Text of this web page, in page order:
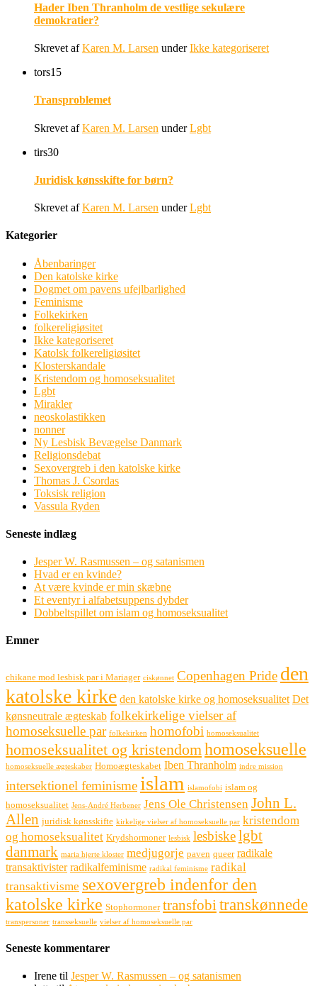
Hader Iben Thranholm de vestlige sekulære
demokratier?
Skrevet afKaren M. Larsen underIkke kategoriseret
tors15
Transproblemet
Skrevet afKaren M. Larsen underLgbt
tirs30
Juridisk kønsskifte for børn?
Skrevet afKaren M. Larsen underLgbt
Kategorier
Åbenbaringer
Den katolske kirke
Dogmet om pavens ufejlbarlighed
Feminisme
Folkekirken
folkereligiøsitet
Ikke kategoriseret
Katolsk folkereligiøsitet
Klosterskandale
Kristendom og homoseksualitet
Lgbt
Mirakler
neoskolastikken
nonner
Ny Lesbisk Bevægelse Danmark
Religionsdebat
Sexovergreb i den katolske kirke
Thomas J. Csordas
Toksisk religion
Vassula Ryden
Seneste indlæg
Jesper W. Rasmussen – og satanismen
Hvad er en kvinde?
At være kvinde er min skæbne
Et eventyr i alfabetsuppens dybder
Dobbeltspillet om islam og homoseksualitet
Emner
chikane mod lesbisk par i Mariager ciskønnet Copenhagen Pride den
katolske kirke den katolske kirke og homoseksualitet Det
kønsneutrale ægteskab folkekirkelige vielser af
homoseksuelle par folkekirken homofobi homoseksualitet
homoseksualitet og kristendom homoseksuelle
homoseksuelle ægteskaber Homoægteskabet Iben Thranholm indre mission
intersektionel feminisme islam islamofobi islam og
homoseksualitet Jens-André Herbener Jens Ole Christensen John L.
Allen juridisk kønsskifte kirkelige vielser af homoseksuelle par kristendom
og homoseksualitet Krydshormoner lesbisk lesbiskelgbt
danmark maria hjerte kloster medjugorje paven queer radikale
transaktivister radikalfeminisme radikal feminisme radikal
transaktivisme sexovergreb indenfor den
katolske kirke Stophormoner transfobi transkønnede
transpersoner transseksuelle vielser af homoseksuelle par
Seneste kommentarer
Irene til Jesper W. Rasmussen – og satanismen